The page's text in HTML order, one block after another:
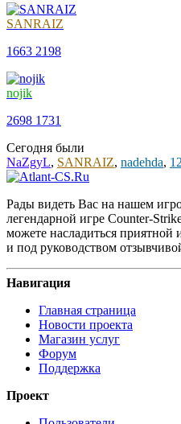
SANRAIZ
1663 2198
nojik
2698 1731
Сегодня были
NaZgyL, SANRAIZ, nadehda,
Рады видеть Вас на нашем
легендарной игре Counter-
можете насладиться приятной
и под руководством
Навигация
Главная страница
Новости проекта
Магазин услуг
Форум
Поддержка
Проект